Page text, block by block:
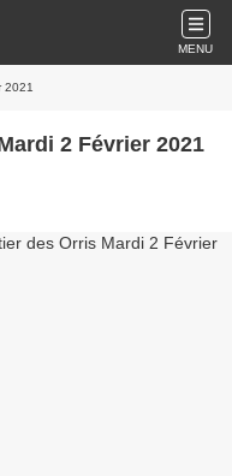
MENU
2021
2 Février 2021